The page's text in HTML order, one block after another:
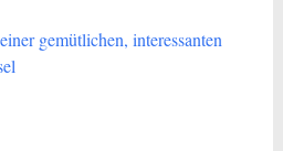
gemütlichen, interessanten